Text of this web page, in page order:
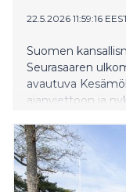
22.5.2026 11:59:16
Suomen
Seurasaaren
avautuva
ajanviettoon ja
Kesämökkiin